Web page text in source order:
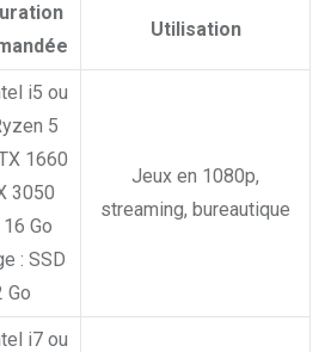
Utilisation
i5 ou
5
1660
3050
Go
: SSD
Go
Jeux en 1080p,
streaming, bureautique
i7 ou